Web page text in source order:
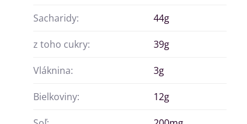
Sacharidy: 44g
z toho cukry: 39g
Vláknina: 3g
Bielkoviny: 12g